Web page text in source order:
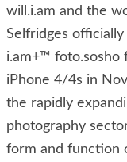
will.i.am and the
Selfridges officially
i.am+™ foto.sosho
iPhone 4/4s in
the rapidly
photography
form and function